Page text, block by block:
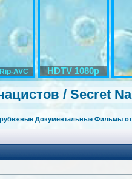
AVC HDTV 1080p
/ Secret
Документальные Фильмы от